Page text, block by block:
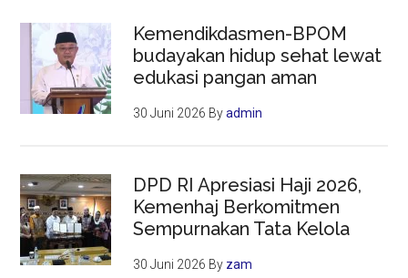
Kemendikdasmen-BPOM
budayakan hidup sehat lewat
edukasi pangan aman
30 Juni 2026 Byadmin
DPD RI Apresiasi Haji 2026,
Kemenhaj Berkomitmen
Sempurnakan Tata Kelola
30 Juni 2026 By zam